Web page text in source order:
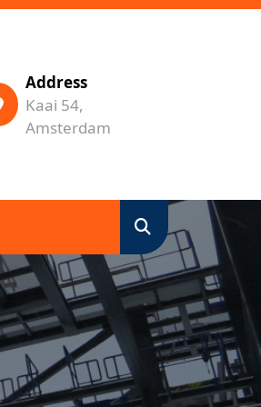
Address
Kaai 54,
Amsterdam